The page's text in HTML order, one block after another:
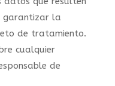
garantizar la
de tratamiento.
cualquier
de